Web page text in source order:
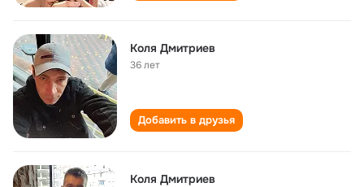
Коля Дмитриев
36 лет
Добавить в друзья
Коля Дмитриев